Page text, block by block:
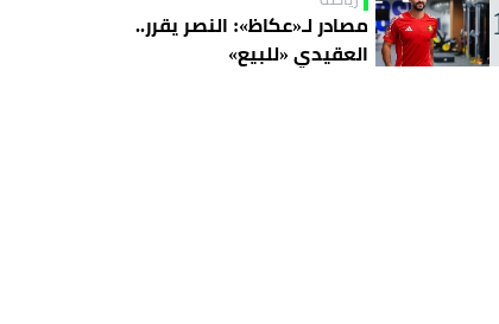
مصادر لـ«عكاظ»: النصر يقرر..
العقيدي «للبيع»